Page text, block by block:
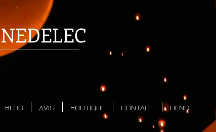
NEDELEC
BLOG AVIS BOUTIQUE CONTACT LIENS